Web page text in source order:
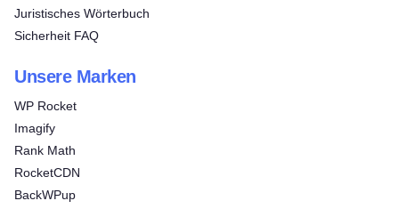
Juristisches Wörterbuch
Sicherheit FAQ
Unsere Marken
WP Rocket
Imagify
Rank Math
RocketCDN
BackWPup